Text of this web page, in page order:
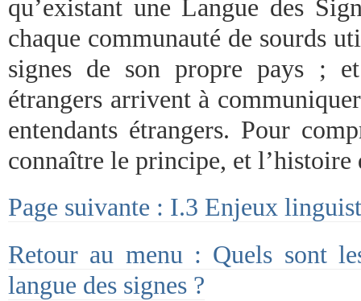
qu’existant une Langue des
chaque communauté de sourds
signes de son propre pays ;
étrangers arrivent à
entendants étrangers. Pour
connaître le principe, et l’histoire
Page suivante : I.3 Enjeux
Retour au menu : Quels sont
langue des signes ?